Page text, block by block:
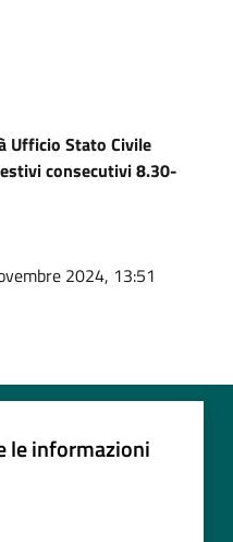
Ufficio Stato Civile
consecutivi 8.30-
2024, 13:51
le informazioni